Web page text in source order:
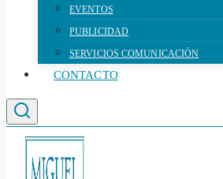
EVENTOS
PUBLICIDAD
SERVICIOS COMUNICACIÓN
CONTACTO